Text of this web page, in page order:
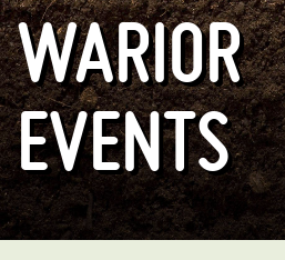
WARIOR
EVENTS